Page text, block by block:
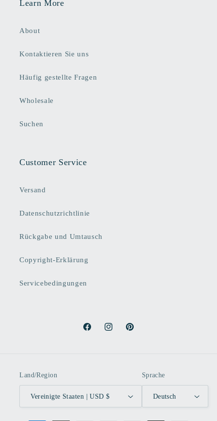
Learn More
About
Kontaktieren Sie uns
Häufig gestellte Fragen
Wholesale
Suchen
Customer Service
Versand
Datenschutzrichtlinie
Rückgabe und Umtausch
Copyright-Erklärung
Servicebedingungen
FacebookInstagramPinterest
Land/Region
Vereinigte Staaten | USD $
Sprache
Deutsch